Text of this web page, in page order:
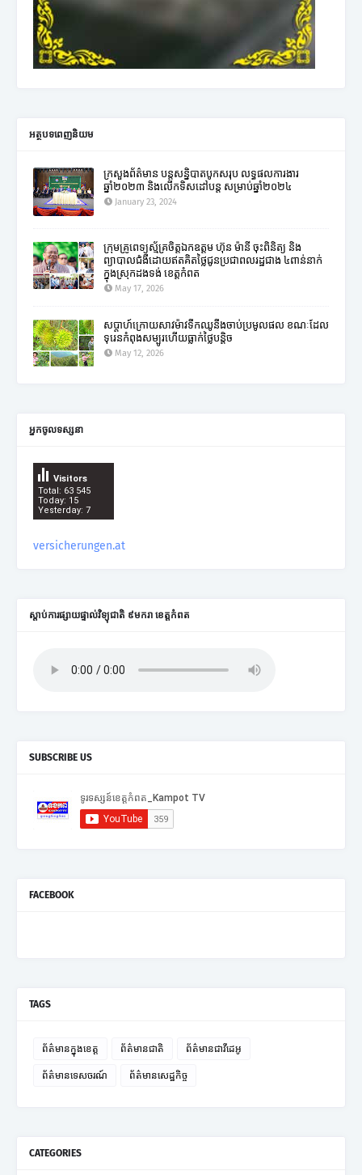
អត្ថបទពេញនិយម
ក្រសួងព័ត៌មាន បន្តសន្និបាតបូកសរុប លទ្ធផលការងារ
ឆ្នាំ២០២៣ និងលើកទិសដៅបន្ត សម្រាប់ឆ្នាំ២០២៤
January 23, 2024
ក្រុមគ្រូពេទ្យស្ម័គ្រចិត្តឯកឧត្តម ហ៊ុន ម៉ានី ចុះពិនិត្យ និង
ព្យាបាលជំងឺដោយឥតគិតថ្លៃជូនប្រជាពលរដ្ឋជាង ៤ពាន់នាក់
ក្នុងស្រុកដងទង់ ខេត្តកំពត
May 17, 2026
សប្តាហ៍ក្រោយសាវម៉ាវទឹកឈូនឹងចាប់ប្រមូលផល ខណៈដែល
ទុរេនកំពុងសម្បូរហើយធ្លាក់ថ្លៃបន្តិច
May 12, 2026
អ្នកចូលទស្សនា
Total: 63 545
Today: 15
Yesterday: 7
Visitors
versicherungen.at
ស្តាប់ការផ្សាយផ្ទាល់វិទ្យុជាតិ ៩មករា ខេត្តកំពត
SUBSCRIBE US
FACEBOOK
TAGS
ព័ត៌មានក្នុងខេត្ត ព័ត៌មានជាតិ ព័ត៌មានជាវីដេអូ
ព័ត៌មានទេសចរណ៍ ព័ត៌មានសេដ្ឋកិច្ច
CATEGORIES